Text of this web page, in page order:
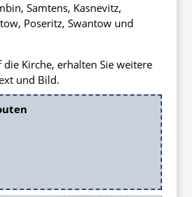
Samtens, Kasnevitz,
Poseritz, Swantow und
Kirche, erhalten Sie weitere
und Bild.